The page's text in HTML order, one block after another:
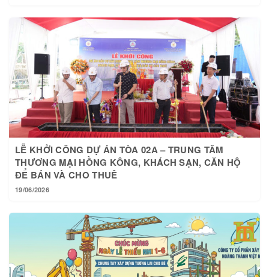
LỄ KHỞI CÔNG DỰ ÁN TÒA 02A – TRUNG TÂM
THƯƠNG MẠI HỒNG KÔNG, KHÁCH SẠN, CĂN HỘ
ĐỂ BÁN VÀ CHO THUÊ
19/06/2026